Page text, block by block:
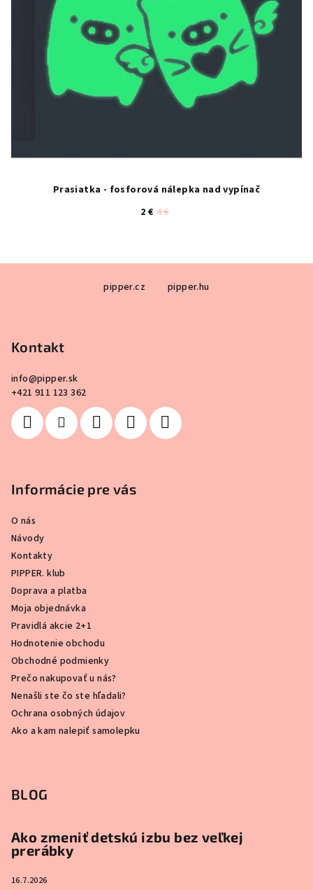
Prasiatka - fosforová nálepka nad vypínač
2 € 4 €
pipper.cz pipper.hu
Kontakt
info@pipper.sk
+421 911 123 362
Informácie pre vás
O nás
Návody
Kontakty
PIPPER. klub
Doprava a platba
Moja objednávka
Pravidlá akcie 2+1
Hodnotenie obchodu
Obchodné podmienky
Prečo nakupovať u nás?
Nenašli ste čo ste hľadali?
Ochrana osobných údajov
Ako a kam nalepiť samolepku
BLOG
Ako zmeniť detskú izbu bez veľkej
prerábky
16.7.2026